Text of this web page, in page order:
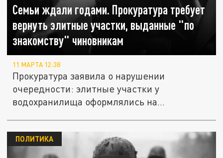
Семьи ждали годами. Прокуратура требует
вернуть элитные участки, выданные "по
знакомству" чиновникам
11 МАРТА 12:38
Прокуратура заявила о нарушении
очередности: элитные участки у
водохранилища оформлялись на
ПОЛИТИКА